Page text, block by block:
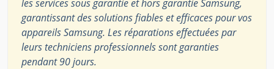
les services sous garantie et hors garantie Samsung,
garantissant des solutions fiables et efficaces pour vos
appareils Samsung. Les réparations effectuées par
leurs techniciens professionnels sont garanties
pendant 90 jours.